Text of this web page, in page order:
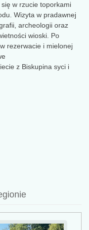
w rzucie toporkami
Wizyta w pradawnej
archeologii oraz
wioski. Po
rezerwacie i mielonej
z Biskupina syci i